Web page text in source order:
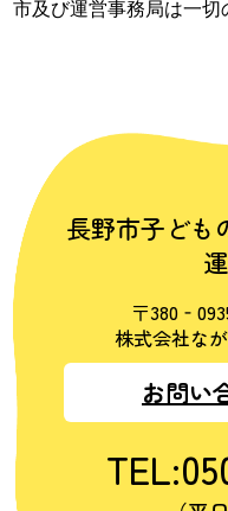
市及び運営事務局は一切
長野市子ども
〒
株式会社な
お問い